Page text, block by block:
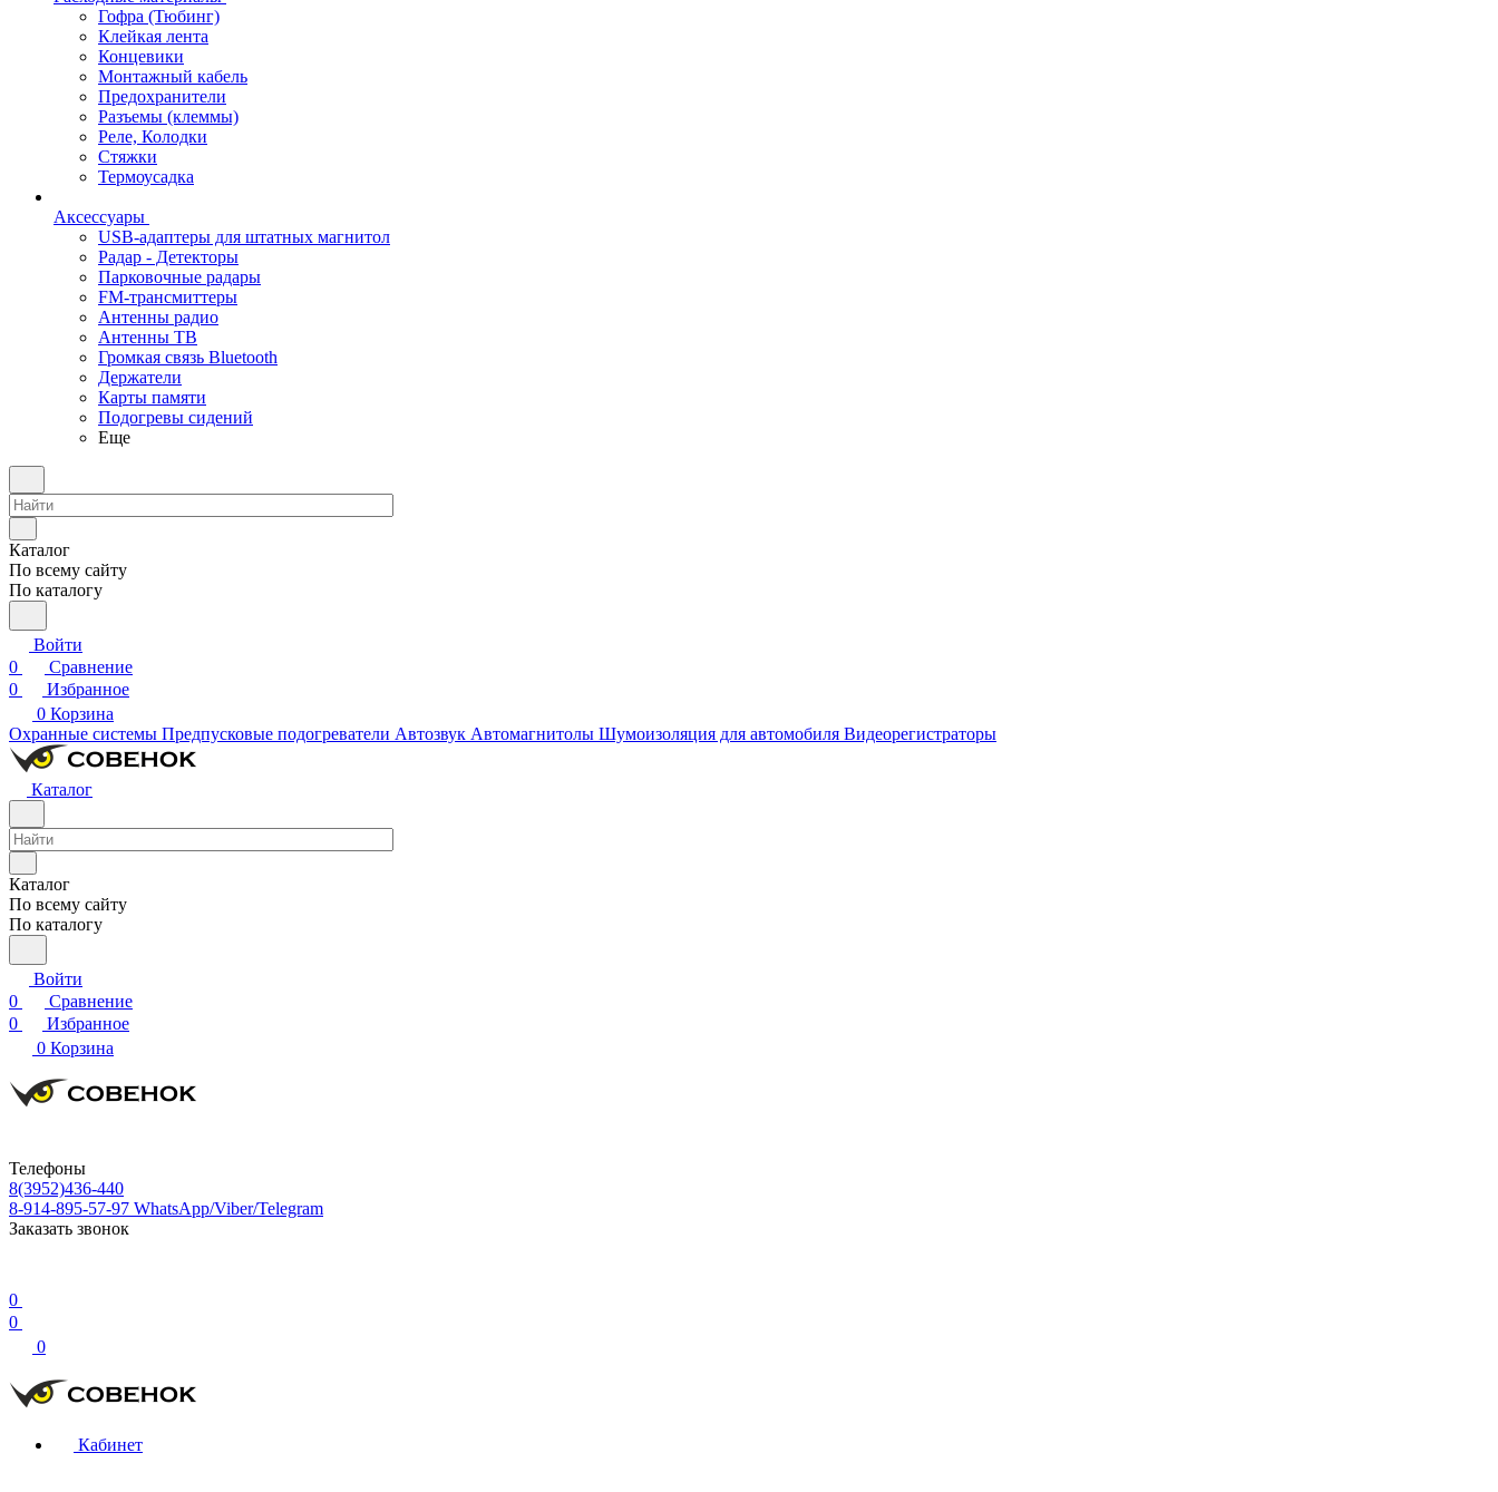
Гофра (Тюбинг)
Клейкая лента
Концевики
Монтажный кабель
Предохранители
Разъемы (клеммы)
Реле, Колодки
Стяжки
Термоусадка
Аксессуары
USB-адаптеры для штатных магнитол
Радар - Детекторы
Парковочные радары
FM-трансмиттеры
Антенны радио
Антенны ТВ
Громкая связь Bluetooth
Держатели
Карты памяти
Подогревы сидений
Еще
Каталог
По всему сайту
По каталогу
Войти
0
Сравнение
0
Избранное
0 Корзина
Охранные системы Предпусковые подогреватели Автозвук Автомагнитолы Шумоизоляция для автомобиля Видеорегистраторы
Каталог
Каталог
По всему сайту
По каталогу
Войти
0
Сравнение
0
Избранное
0 Корзина
Телефоны
8(3952)436-440
8-914-895-57-97 WhatsApp/Viber/Telegram
Заказать звонок
0
0
0
Кабинет